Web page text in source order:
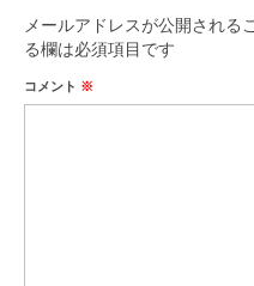
メールアドレスが公開される
る欄は必須項目です
コメント ※